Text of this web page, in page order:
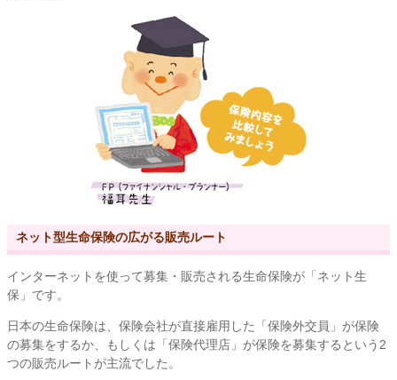
ネット型生命保険の広がる販売ルート
インターネットを使って募集・販売される生命保険が「ネット生
保」です。
日本の生命保険は、保険会社が直接雇用した「保険外交員」が保険
の募集をするか、もしくは「保険代理店」が保険を募集するという2
つの販売ルートが主流でした。